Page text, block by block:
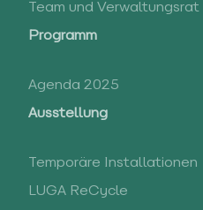
Team und Verwaltungsrat
Programm
Agenda 2025
Ausstellung
Temporäre Installationen
LUGA ReCycle